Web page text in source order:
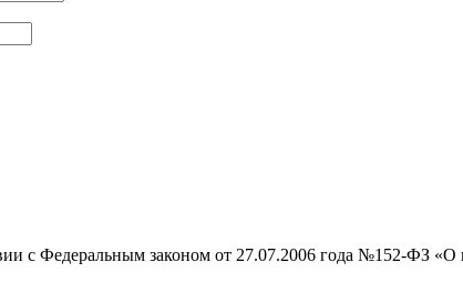
с Федеральным законом от 27.07.2006 года №152-ФЗ